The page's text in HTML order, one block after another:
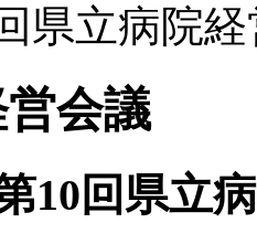
県立病院
会議
10回県立